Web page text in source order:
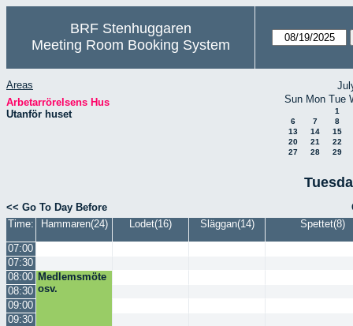
BRF Stenhuggaren
Meeting Room Booking System
Areas
Arbetarrörelsens Hus
Utanför huset
Sun Mon Tue
1
6
7
8
13
14
15
20
21
22
27
28 29
<< Go To Day Before
Time:
Hammaren(24) Lodet(16) Släggan(14) Spettet(8)
07:00
07:30
08:00 Medlemsmöte
osv.
08:30
09:00
09:30